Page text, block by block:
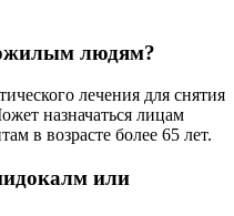
людям?
лечения для снятия
назначаться лицам
в возрасте более 65 лет.
или